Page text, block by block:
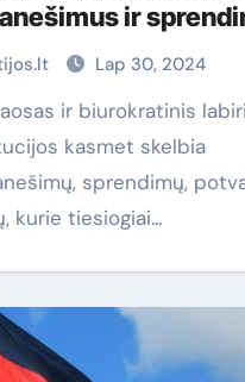
ir
Lap 30, 2024
kasmet skelbia
sprendimų,
kurie tiesiogiai…